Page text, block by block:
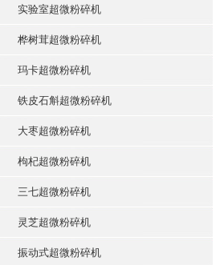
实验室超微粉碎机
桦树茸超微粉碎机
玛卡超微粉碎机
铁皮石斛超微粉碎机
大枣超微粉碎机
枸杞超微粉碎机
三七超微粉碎机
灵芝超微粉碎机
振动式超微粉碎机